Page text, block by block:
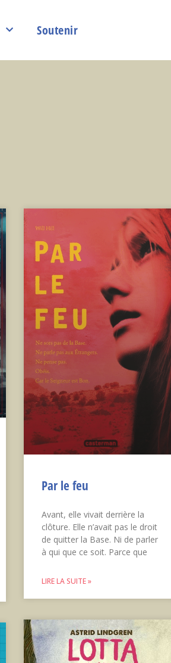
Soutenir
Par le feu
Avant, elle vivait derrière la
clôture. Elle n’avait pas le droit
de quitter la Base. Ni de parler
à qui que ce soit. Parce que
LIRE LA SUITE »